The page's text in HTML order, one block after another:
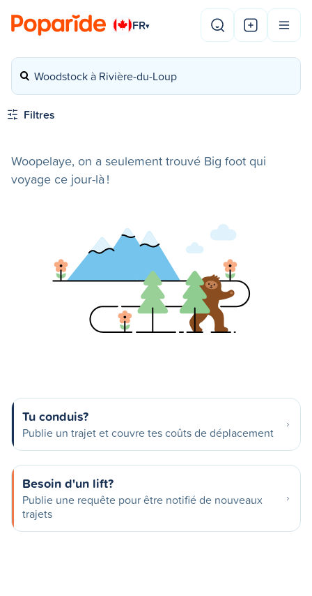
FR▾
Woodstock à Rivière-du-Loup
Filtres
Woopelaye, on a seulement trouvé Big foot qui
voyage ce jour-là !
Tu conduis?
Publie un trajet et couvre tes coûts de déplacement
Besoin d'un lift?
Publie une requête pour être notifié de nouveaux
trajets